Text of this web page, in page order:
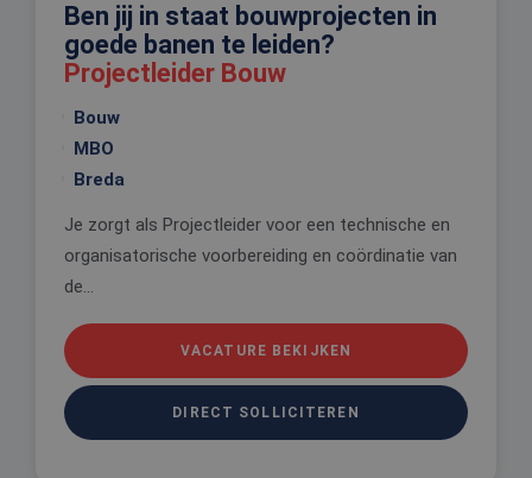
Ben jij in staat bouwprojecten in
goede banen te leiden?
Projectleider Bouw
Bouw
MBO
Breda
Je zorgt als Projectleider voor een technische en
organisatorische voorbereiding en coördinatie van
de...
VACATURE BEKIJKEN
DIRECT SOLLICITEREN